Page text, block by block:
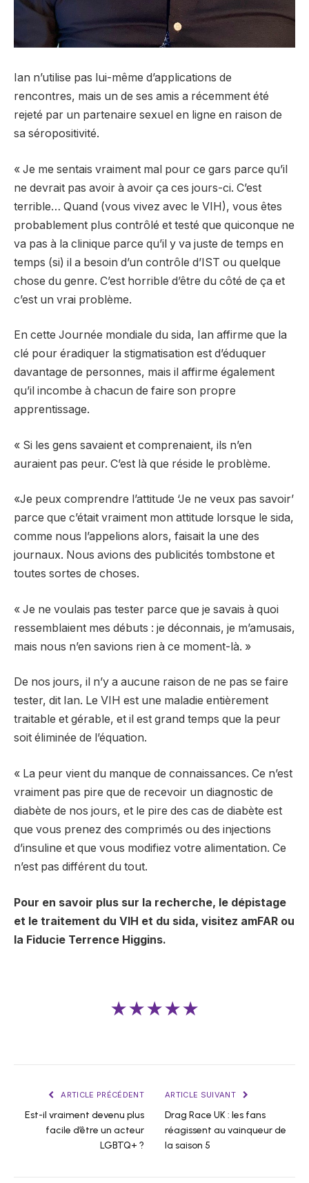
Ian n’utilise pas lui-même d’applications de
rencontres, mais un de ses amis a récemment été
rejeté par un partenaire sexuel en ligne en raison de
sa séropositivité.
« Je me sentais vraiment mal pour ce gars parce qu’il
ne devrait pas avoir à avoir ça ces jours-ci. C’est
terrible… Quand (vous vivez avec le VIH), vous êtes
probablement plus contrôlé et testé que quiconque ne
va pas à la clinique parce qu’il y va juste de temps en
temps (si) il a besoin d’un contrôle d’IST ou quelque
chose du genre. C’est horrible d’être du côté de ça et
c’est un vrai problème.
En cette Journée mondiale du sida, Ian affirme que la
clé pour éradiquer la stigmatisation est d’éduquer
davantage de personnes, mais il affirme également
qu’il incombe à chacun de faire son propre
apprentissage.
« Si les gens savaient et comprenaient, ils n’en
auraient pas peur. C’est là que réside le problème.
«Je peux comprendre l’attitude ‘Je ne veux pas savoir’
parce que c’était vraiment mon attitude lorsque le sida,
comme nous l’appelions alors, faisait la une des
journaux. Nous avions des publicités tombstone et
toutes sortes de choses.
« Je ne voulais pas tester parce que je savais à quoi
ressemblaient mes débuts : je déconnais, je m’amusais,
mais nous n’en savions rien à ce moment-là. »
De nos jours, il n’y a aucune raison de ne pas se faire
tester, dit Ian. Le VIH est une maladie entièrement
traitable et gérable, et il est grand temps que la peur
soit éliminée de l’équation.
« La peur vient du manque de connaissances. Ce n’est
vraiment pas pire que de recevoir un diagnostic de
diabète de nos jours, et le pire des cas de diabète est
que vous prenez des comprimés ou des injections
d’insuline et que vous modifiez votre alimentation. Ce
n’est pas différent du tout.
Pour en savoir plus sur la recherche, le dépistage
et le traitement du VIH et du sida, visitez amFAR ou
la Fiducie Terrence Higgins.
★★★★★
ARTICLE PRÉCÉDENT
Est-il vraiment devenu plus
facile d’être un acteur
LGBTQ+ ?
ARTICLE SUIVANT
Drag Race UK : les fans
réagissent au vainqueur de
la saison 5